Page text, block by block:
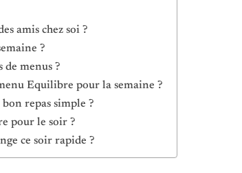
amis chez soi ?
?
de menus ?
Equilibre pour la semaine ?
repas simple ?
pour le soir ?
ce soir rapide ?